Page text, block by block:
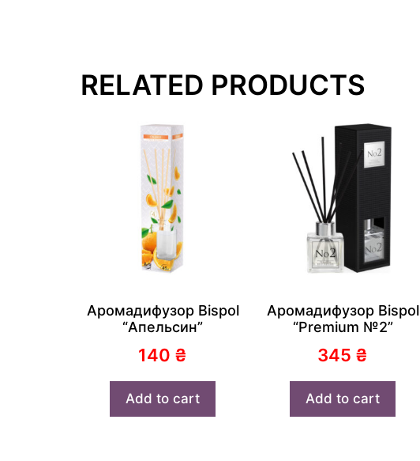
RELATED PRODUCTS
Аромадифузор Bispol
“Апельсин”
140 ₴
Add to cart
Аромадифузор Bispol
“Premium №2”
345 ₴
Add to cart